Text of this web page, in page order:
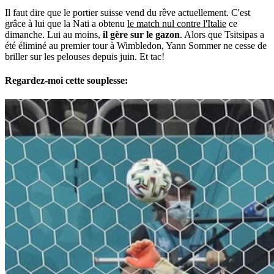
Il faut dire que le portier suisse vend du rêve actuellement. C'est
grâce à lui que la Nati a obtenu le match nul contre l'Italie ce
dimanche. Lui au moins, il gère sur le gazon. Alors que Tsitsipas a
été éliminé au premier tour à Wimbledon, Yann Sommer ne cesse de
briller sur les pelouses depuis juin. Et tac!
Regardez-moi cette souplesse: